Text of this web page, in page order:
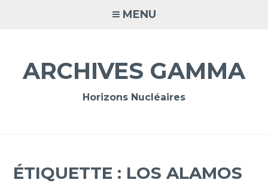
MENU
ARCHIVES GAMMA
Horizons Nucléaires
ÉTIQUETTE : LOS ALAMOS